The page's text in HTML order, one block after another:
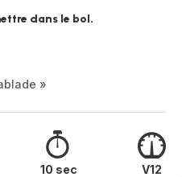
dans le bol.
»
10 sec V12